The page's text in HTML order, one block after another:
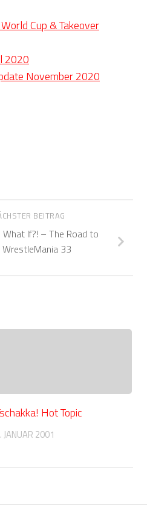
Cup & Takeover
2020
November 2020
BEITRAG
If?! – The Road to
WrestleMania 33
Hot Topic
JANUAR 2001